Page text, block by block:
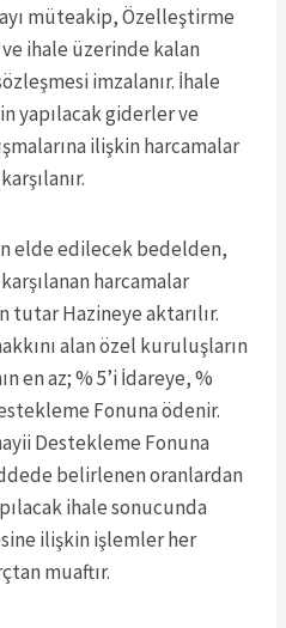
müteakip, Özelleştirme
ve ihale üzerinde kalan
imzalanır. İhale
yapılacak giderler ve
ilişkin harcamalar
elde edilecek bedelden,
harcamalar
Hazineye aktarılır.
alan özel kuruluşların
en az; % 5’i İdareye, %
Fonuna ödenir.
Destekleme Fonuna
belirlenen oranlardan
ihale sonucunda
ilişkin işlemler her
muaftır.